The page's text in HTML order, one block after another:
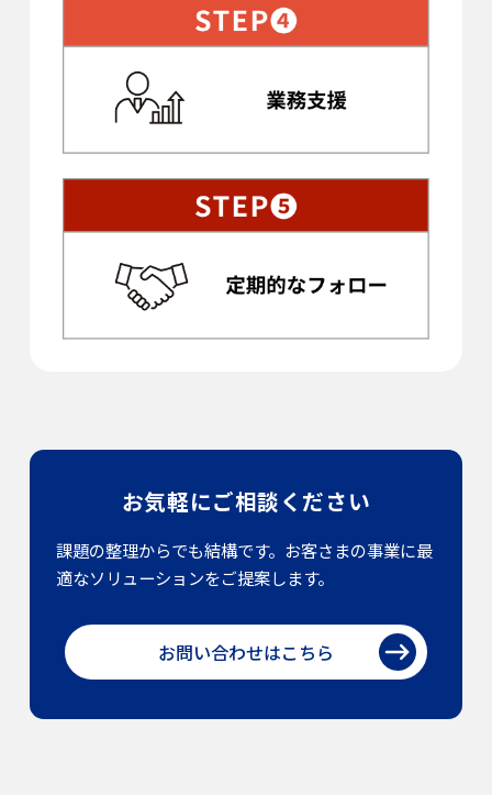
お気軽にご相談ください
課題の整理からでも結構です。お客さまの事業に最
適なソリューションをご提案します。
お問い合わせはこちら